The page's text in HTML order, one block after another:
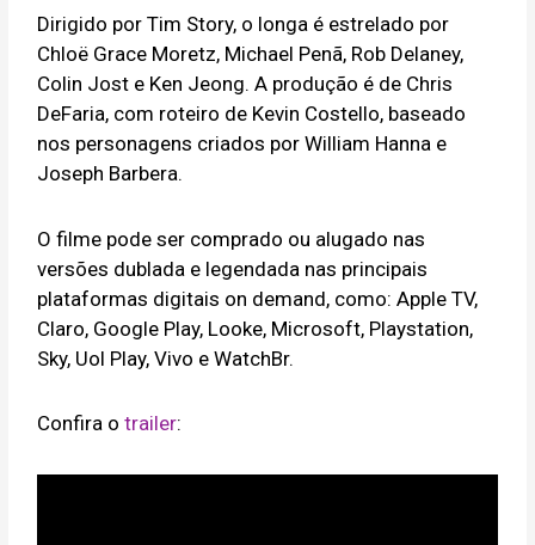
Dirigido por Tim Story, o longa é estrelado por
Chloë Grace Moretz, Michael Penã, Rob Delaney,
Colin Jost e Ken Jeong. A produção é de Chris
DeFaria, com roteiro de Kevin Costello, baseado
nos personagens criados por William Hanna e
Joseph Barbera.
O filme pode ser comprado ou alugado nas
versões dublada e legendada nas principais
plataformas digitais on demand, como: Apple TV,
Claro, Google Play, Looke, Microsoft, Playstation,
Sky, Uol Play, Vivo e WatchBr.
Confira otrailer: